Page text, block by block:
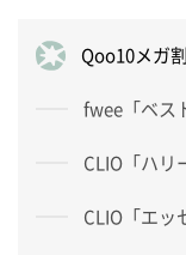
Qoo10メガ
fwee「ベス
CLIO「ハリ
CLIO「エッ